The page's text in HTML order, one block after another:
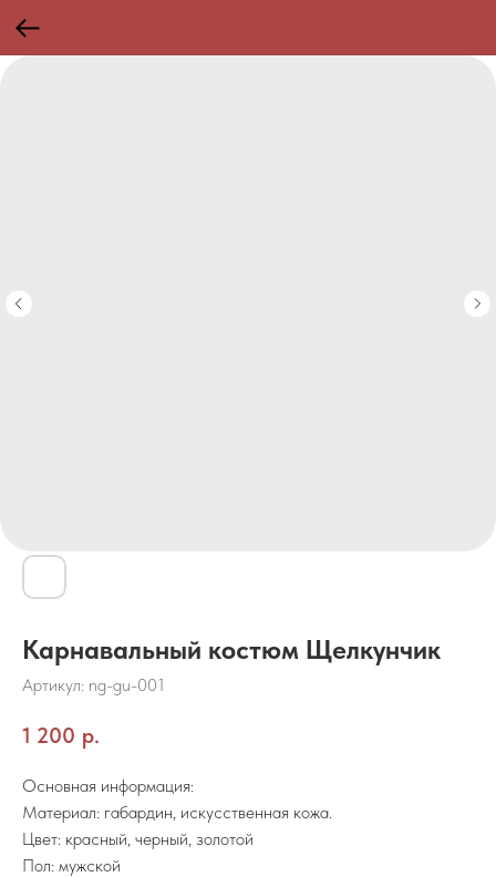
Карнавальный костюм Щелкунчик
Артикул: ng-gu-001
1 200 р.
Основная информация:
Материал: габардин, искусственная кожа.
Цвет: красный, черный, золотой
Пол: мужской